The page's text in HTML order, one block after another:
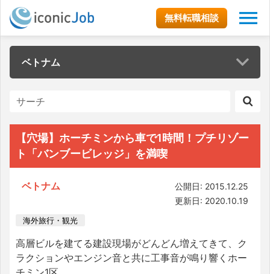
無料転職相談
ベトナム
【穴場】ホーチミンから車で1時間！プチリゾー
ト「バンブービレッジ」を満喫
ベトナム
公開日: 2015.12.25
更新日: 2020.10.19
海外旅行・観光
高層ビルを建てる建設現場がどんどん増えてきて、ク
ラクションやエンジン音と共に工事音が鳴り響くホー